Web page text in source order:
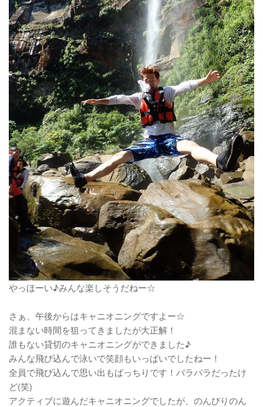
やっほーい♪みんな楽しそうだねー☆
さぁ、午後からはキャニオニングですよー☆
混まない時間を狙ってきましたが大正解！
誰もない貸切のキャニオニングができました♪
みんな飛び込んで泳いで笑顔もいっぱいでしたねー！
全員で飛び込んで思い出もばっちりです！バラバラだったけ
ど(笑)
アクティブに遊んだキャニオニングでしたが、のんびりのん